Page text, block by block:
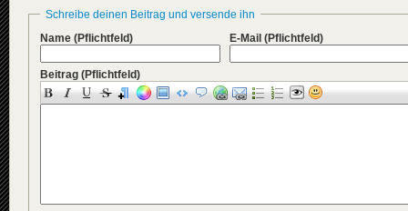
Schreibe deinen Beitrag und versende ihn
Name (Pflichtfeld) E-Mail (Pflichtfeld)
Beitrag (Pflichtfeld)